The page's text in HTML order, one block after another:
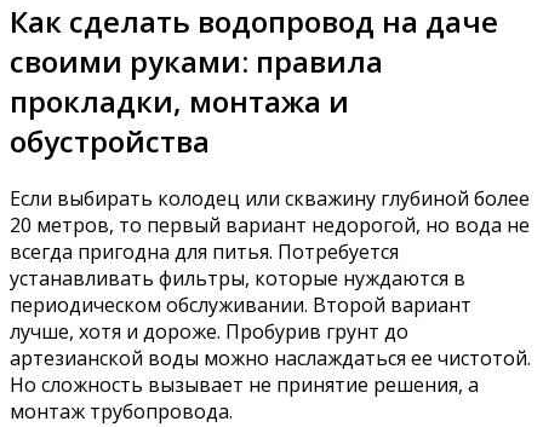
Как сделать водопровод на даче
своими руками: правила
прокладки, монтажа и
обустройства
Если выбирать колодец или скважину глубиной более
20 метров, то первый вариант недорогой, но вода не
всегда пригодна для питья. Потребуется
устанавливать фильтры, которые нуждаются в
периодическом обслуживании. Второй вариант
лучше, хотя и дороже. Пробурив грунт до
артезианской воды можно наслаждаться ее чистотой.
Но сложность вызывает не принятие решения, а
монтаж трубопровода.